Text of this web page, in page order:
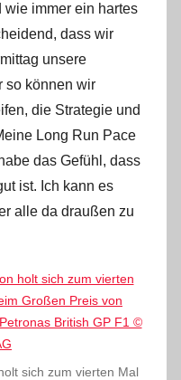
wie immer ein hartes
dass wir
unsere
so können wir
die Strategie und
Long Run Pace
das Gefühl, dass
ist. Ich kann es
alle da draußen zu
sich zum vierten Mal